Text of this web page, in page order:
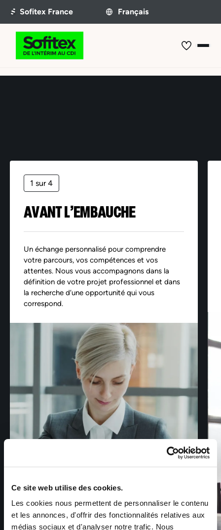
Ce site web utilise des cookies.
Les cookies nous permettent de personnaliser le contenu
et les annonces, d'offrir des fonctionnalités relatives aux
médias sociaux et d'analyser notre trafic. Nous
1 sur 4
AVANT L’EMBAUCHE
Un échange personnalisé pour comprendre
votre parcours, vos compétences et vos
attentes. Nous vous accompagnons dans la
définition de votre projet professionnel et dans
la recherche d’une opportunité qui vous
correspond.